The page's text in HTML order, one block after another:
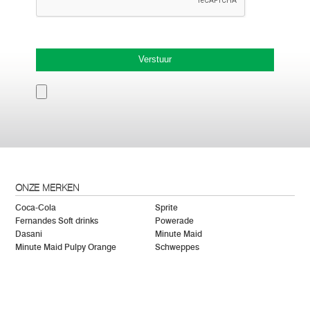
Verstuur
ONZE MERKEN
Coca-Cola
Sprite
Fernandes Soft drinks
Powerade
Dasani
Minute Maid
Minute Maid Pulpy Orange
Schweppes